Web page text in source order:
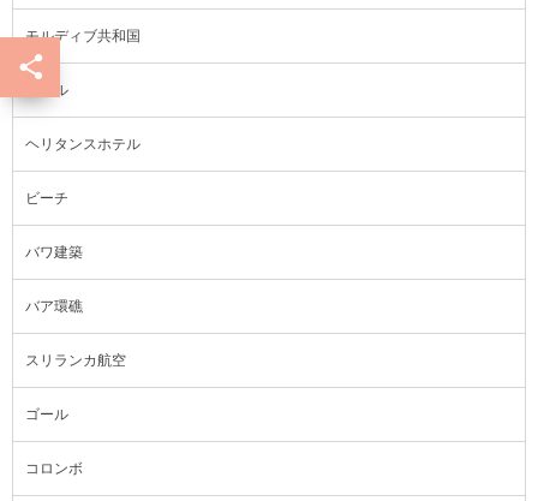
モルディブ共和国
ホテル
ヘリタンスホテル
ビーチ
バワ建築
バア環礁
スリランカ航空
ゴール
コロンボ